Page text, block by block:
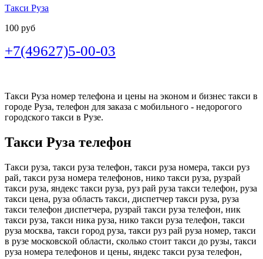
Такси Руза
100 руб
+7(49627)5-00-03
Такси Руза номер телефона и цены на эконом и бизнес такси в
городе Руза, телефон для заказа с мобильного - недорогого
городского такси в Рузе.
Такси Руза телефон
Такси руза, такси руза телефон, такси руза номера, такси руз
рай, такси руза номера телефонов, нико такси руза, рузрай
такси руза, яндекс такси руза, руз рай руза такси телефон, руза
такси цена, руза область такси, диспетчер такси руза, руза
такси телефон диспетчера, рузрай такси руза телефон, ник
такси руза, такси ника руза, нико такси руза телефон, такси
руза москва, такси город руза, такси руз рай руза номер, такси
в рузе московской области, сколько стоит такси до рузы, такси
руза номера телефонов и цены, яндекс такси руза телефон,